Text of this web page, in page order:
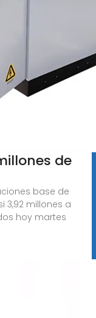
de
base de
3,92 millones a
hoy martes